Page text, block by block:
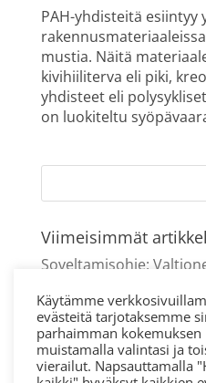
PAH-yhdisteitä esiintyy
mustia. Näitä
kivihiiliterva eli piki,
yhdisteet eli
on luokiteltu
Viimeisimmät
Soveltamisohje:
PAH-yhdisteet
Hormikartoituksesta
ilmanvaihdon
Käytämme
evästeitä tarjotaksemme
parhaimman kokemuksen
muistamalla valintasi ja
vierailut. Napsauttamalla